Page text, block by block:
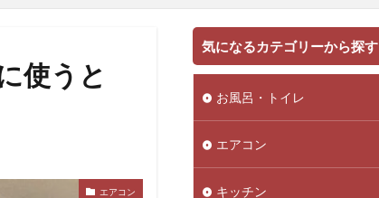
使うと
エアコン
気になるカテゴリーから探す
お風呂・トイレ
エアコン
キッチン